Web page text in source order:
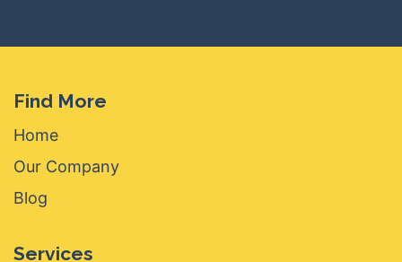
Find More
Home
Our Company
Blog
Services